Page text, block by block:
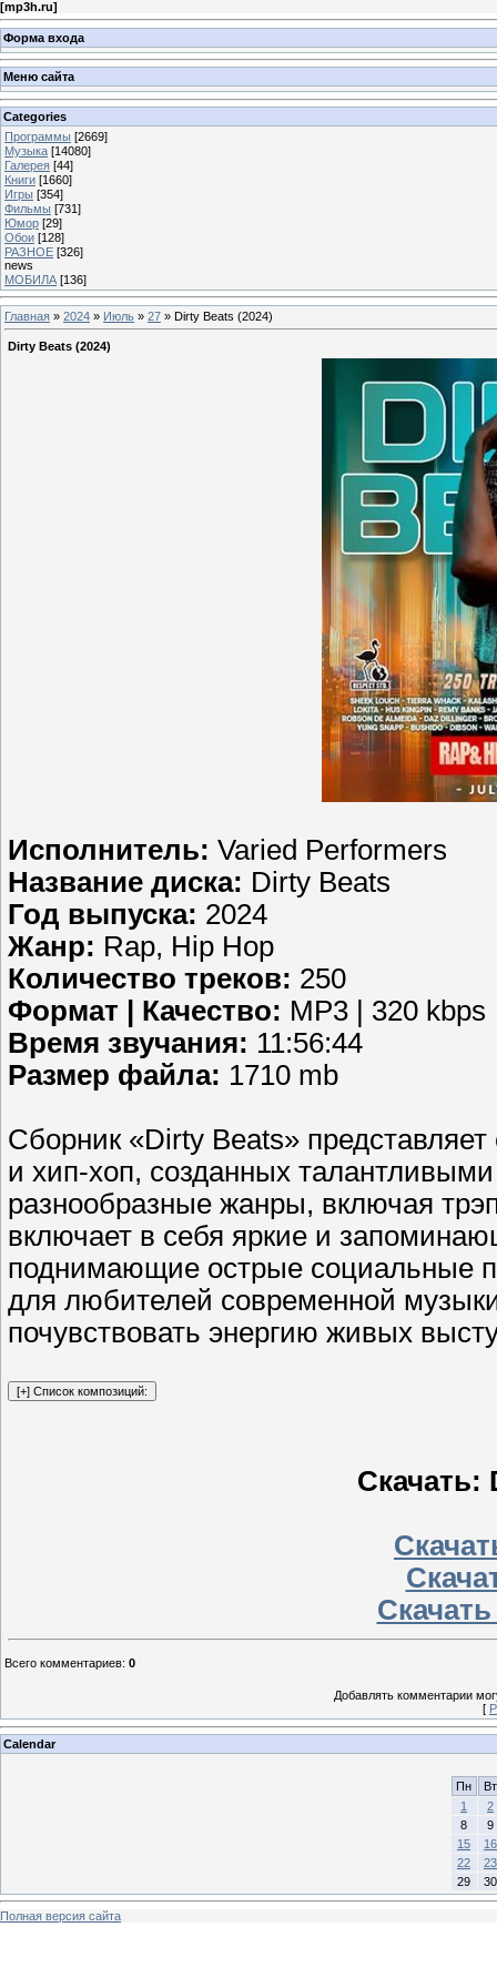
[mp3h.ru]
Форма входа
Меню сайта
Categories
Программы [2669]
Музыка [14080]
Галерея [44]
Книги [1660]
Игры [354]
Фильмы [731]
Юмор [29]
Обои [128]
РАЗНОЕ [326]
news
МОБИЛА [136]
Главная » 2024 » Июль » 27 » Dirty Beats (2024)
Dirty Beats (2024)
Исполнитель: Varied Performers
Название диска: Dirty Beats
Год выпуска: 2024
Жанр: Rap, Hip Hop
Количество треков: 250
Формат | Качество: MP3 | 320 kbps
Время звучания: 11:56:44
Размер файла: 1710 mb
Сборник «Dirty Beats»
и хип-хоп, созданных
разнообразные жанры, включая
включает в себя яркие и
поднимающие острые социальные
для любителей современной
почувствовать энергию живых
Скачать:
Всего комментариев: 0
Добавлять комментарии
[
Calendar
Пн
Вт
1
2
8
9
15
16
22
23
29
30
Полная версия сайта